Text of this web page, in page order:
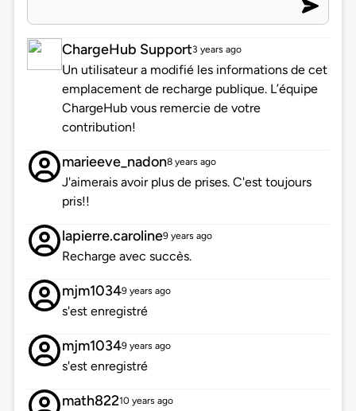
ChargeHub Support3 years ago
Un utilisateur a modifié les informations de cet
emplacement de recharge publique. L’équipe
ChargeHub vous remercie de votre
contribution!
marieeve_nadon8 years ago
J'aimerais avoir plus de prises. C'est toujours
pris!!
lapierre.caroline9 years ago
Recharge avec succès.
mjm10349 years ago
s'est enregistré
mjm10349 years ago
s'est enregistré
math82210 years ago